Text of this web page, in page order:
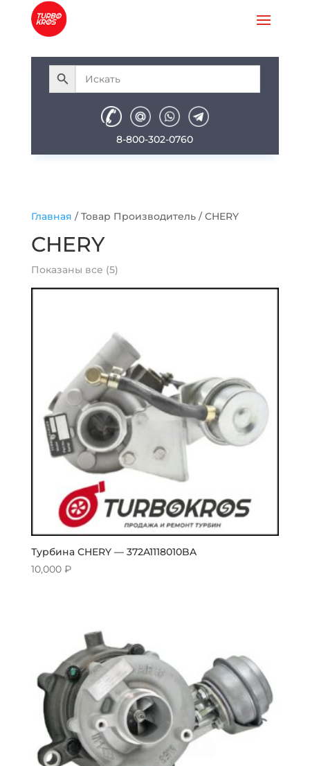
8-800-302-0760
Главная / Товар Производитель / CHERY
CHERY
Показаны все (5)
Турбина CHERY — 372A1118010BA
10,000 ₽